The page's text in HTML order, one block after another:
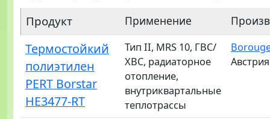
Продукт Применение
Термостойкий
полиэтилен
PERT Borstar
HE3477-RT
Тип II, MRS 10, ГВС/
ХВС, радиаторное
отопление,
внутриквартальные
теплотрассы
Австрия